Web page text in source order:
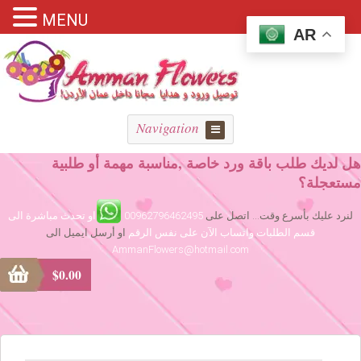
Navigation
هل لديك طلب باقة ورد خاصة ,مناسبة مهمة أو طلبية
مستعجلة؟
لنرد عليك بأسرع وقت... اتصل على 00962796462495
او تحدث مباشرة الى
قسم الطلبات واتساب الآن على نفس الرقم او أرسل ايميل الى
AmmanFlowers@hotmail.com
$0.00
AR
MENU